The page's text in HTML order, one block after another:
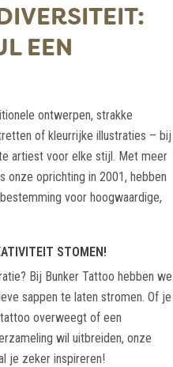
EEN
ontwerpen, strakke
of kleurrijke illustraties – bij
artiest voor elke stijl. Met meer
onze oprichting in 2001, hebben
voor hoogwaardige,
STOMEN!
Bij Bunker Tattoo hebben we
sappen te laten stromen. Of je
overweegt of een
wil uitbreiden, onze
je zeker inspireren!